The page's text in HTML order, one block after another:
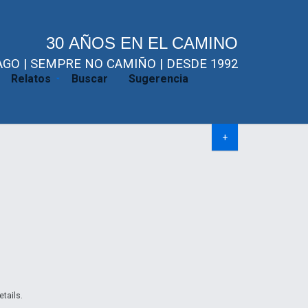
30 AÑOS EN EL CAMINO
| SEMPRE NO CAMIÑO | DESDE 1992
Relatos Buscar Sugerencia
+